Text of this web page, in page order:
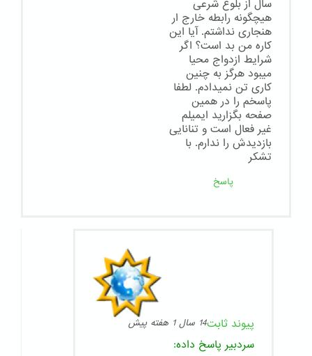
سال از بلوغ شرعی
هیچگونه رابطه خارج ار
هنجاری نداشتم. آیا این
کاره من بد است؟ اگر
شرایط ازدواج محیا
میبود هرگز به چنین
کاری تن نمیدادم. لطفا
پاسخم را در همین
صفحه بگزارید ایمیلم
غیر فعال است و تنانایی
بازدیدش را ندارم. با
تشکر
پاسخ
پیوند ثابت14 سال 1 هفته پیش
سردبیر پاسخ داده: